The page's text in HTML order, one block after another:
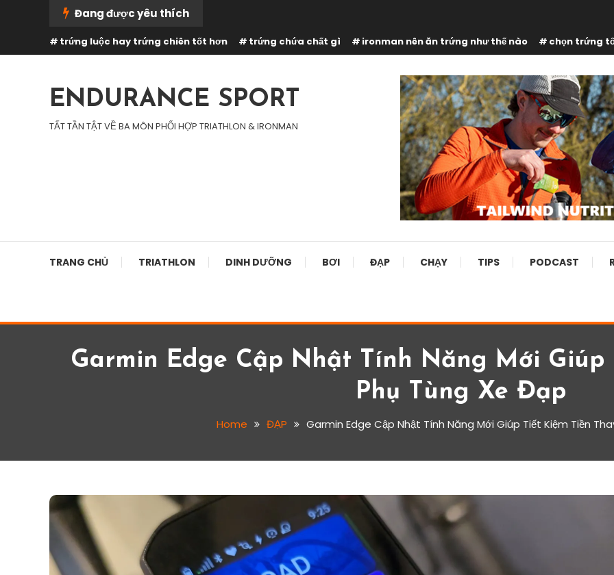
Đang được yêu thích
trứng luộc hay trứng chiên tốt hơn trứng chứa chất gì ironman nên ăn trứng như thế nào chọn trứng
ENDURANCE SPORT
TẤT TẦN TẬT VỀ BA MÔN PHỐI HỢP TRIATHLON & IRONMAN
TRANG CHỦ TRIATHLON DINH DƯỠNG BƠI ĐẠP CHẠY TIPS PODCAST
Garmin Edge Cập Nhật Tính Năng Mới Giúp
Phụ Tùng Xe Đạp
Home ĐẠP Garmin Edge Cập Nhật Tính Năng Mới Giúp Tiết Kiệm Tiền